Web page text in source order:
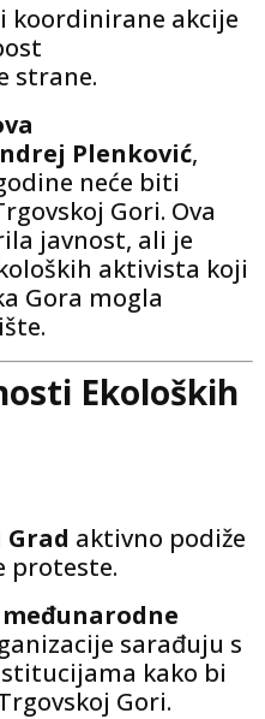
koordinirane akcije
strane.
Plenković,
neće biti
Gori. Ova
javnost, ali je
aktivista koji
Gora mogla
Ekoloških
Grad aktivno podiže
proteste.
sarađuju s
kako bi
Gori.